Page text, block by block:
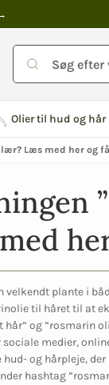
Olier til hud og hår
Læs med her og
plante i
til håret til at
og ”rosmarin
medier,
og hårpleje,
hashtag